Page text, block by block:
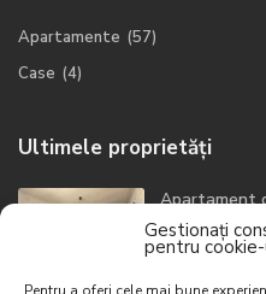
Gestionați
pentru
Apartamente (57)
Case (4)
Ultimele proprietăți
Apartament
Zo...
149700 €